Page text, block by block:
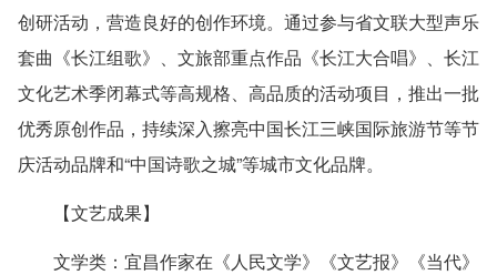
创研活动，营造良好的创作环境。通过参与省文联大型声乐
套曲《长江组歌》、文旅部重点作品《长江大合唱》、长江
文化艺术季闭幕式等高规格、高品质的活动项目，推出一批
优秀原创作品，持续深入擦亮中国长江三峡国际旅游节等节
庆活动品牌和“中国诗歌之城”等城市文化品牌。
【文艺成果】
文学类：宜昌作家在《人民文学》《文艺报》《当代》